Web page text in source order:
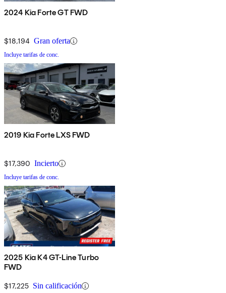
2024 Kia Forte GT FWD
$18,194 Gran oferta
Incluye tarifas de conc.
2019 Kia Forte LXS FWD
$17,390 Incierto
Incluye tarifas de conc.
2025 Kia K4 GT-Line Turbo
FWD
$17,225 Sin calificación